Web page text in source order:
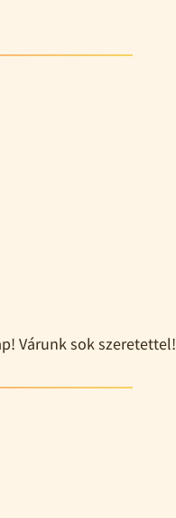
Várunk sok szeretettel!